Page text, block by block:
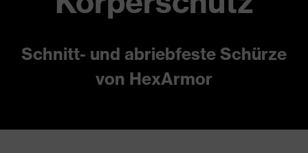
Schnitt- und abriebfeste Schürze
von HexArmor